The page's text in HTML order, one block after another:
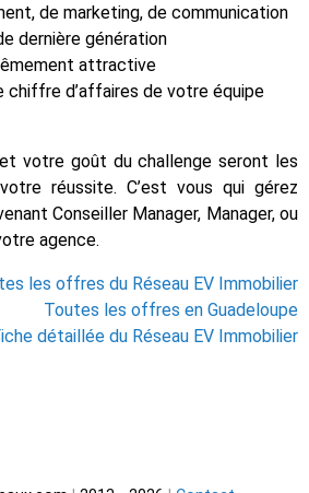
de marketing, de communication
dernière génération
attractive
chiffre d’affaires de votre équipe
votre goût du challenge seront les
réussite. C’est vous qui gérez
Conseiller Manager, Manager, ou
agence.
les offres du Réseau EV Immobilier
Toutes les offres en Guadeloupe
détaillée du Réseau EV Immobilier